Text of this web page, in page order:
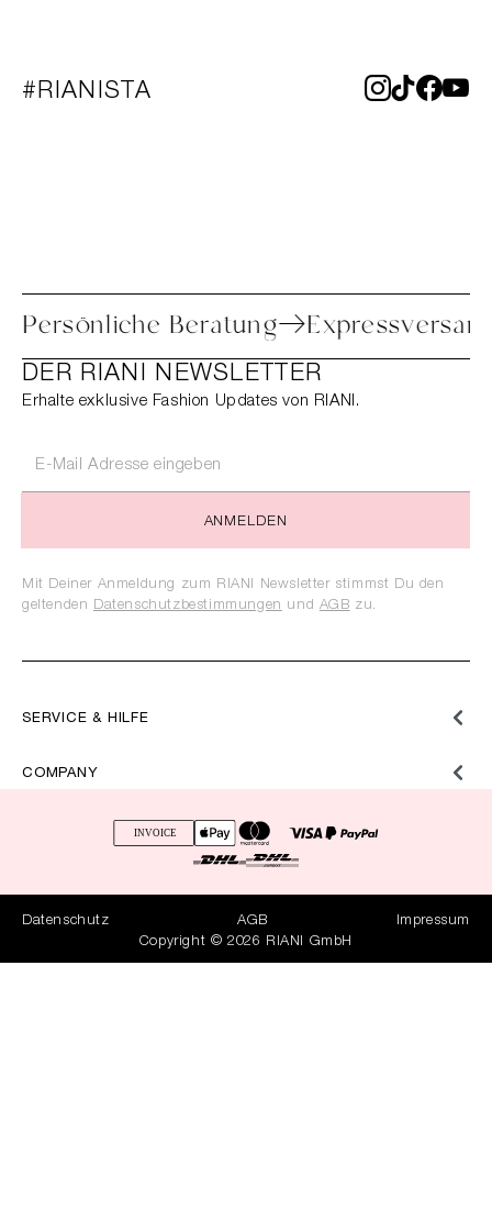
#RIANISTA
Persönliche Beratung
SERVICE & HILFE
COMPANY
DER RIANI NEWSLETTER
Erhalte exklusive Fashion Updates von RIANI.
ANMELDEN
Mit Deiner Anmeldung zum RIANI Newsletter stimmst Du den
geltenden Datenschutzbestimmungen und AGB zu.
Datenschutz AGB
Impressum
Copyright © 2026 RIANI GmbH